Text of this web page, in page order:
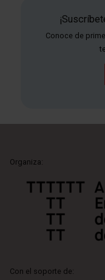
Conoce de
Organiza:
Con el soporte de: